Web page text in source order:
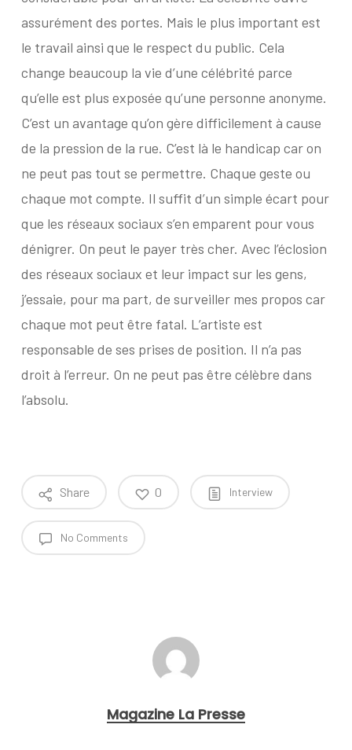
assurément des portes. Mais le plus important est
le travail ainsi que le respect du public. Cela
change beaucoup la vie d’une célébrité parce
qu’elle est plus exposée qu’une personne anonyme.
C’est un avantage qu’on gère difficilement à cause
de la pression de la rue. C’est là le handicap car on
ne peut pas tout se permettre. Chaque geste ou
chaque mot compte. Il suffit d’un simple écart pour
que les réseaux sociaux s’en emparent pour vous
dénigrer. On peut le payer très cher. Avec l’éclosion
des réseaux sociaux et leur impact sur les gens,
j’essaie, pour ma part, de surveiller mes propos car
chaque mot peut être fatal. L’artiste est
responsable de ses prises de position. Il n’a pas
droit à l’erreur. On ne peut pas être célèbre dans
l’absolu.
Share 0 Interview
No Comments
Magazine La Presse